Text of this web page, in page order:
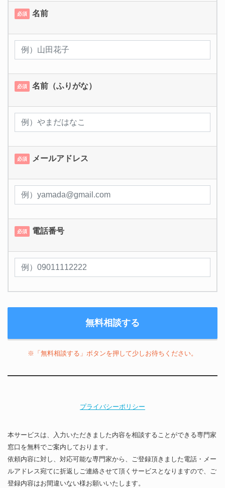
必須 名前
必須 名前（ふりがな）
必須 メールアドレス
必須 電話番号
※「無料相談する」ボタンを押して少しお待ちください。
プライバシーポリシー
本サービスは、入力いただきました内容を相談することができる専門家
窓口を無料でご案内しております。
依頼内容に対し、対応可能な専門家から、ご登録頂きました電話・メー
ルアドレス宛てに折返しご連絡させて頂くサービスとなりますので、ご
登録内容はお間違いない様お願いいたします。